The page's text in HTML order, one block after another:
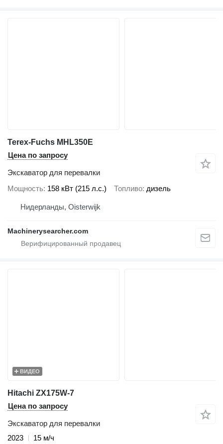
Terex-Fuchs MHL350E
Цена по запросу
Экскаватор для перевалки
Мощность 158 кВт (215 л.с.) Топливо дизель
Нидерланды, Oisterwijk
Machinerysearcher.com
ВИДЕО
Hitachi ZX175W-7
Цена по запросу
Экскаватор для перевалки
2023
15 м/ч